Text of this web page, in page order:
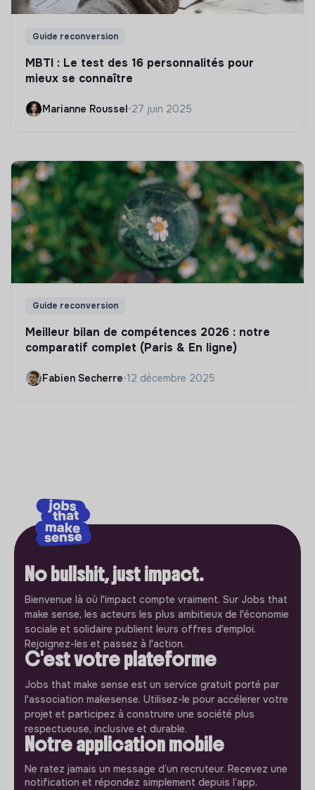
Guide reconversion
MBTI : Le test des 16 personnalités pour
mieux se connaître
Marianne Roussel•27 juin 2025
Guide reconversion
Meilleur bilan de compétences 2026 : notre
comparatif complet (Paris & En ligne)
Fabien Secherre•12 décembre 2025
No bullshit, just impact.
Bienvenue là où l'impact compte vraiment. Sur Jobs that
make sense, les acteurs les plus ambitieux de l'économie
sociale et solidaire publient leurs offres d'emploi.
Rejoignez-les et passez à l'action.
C'est votre plateforme
Jobs that make sense est un service gratuit porté par
l'association makesense. Utilisez-le pour accélerer votre
projet et participez à construire une société plus
respectueuse, inclusive et durable.
Notre application mobile
Ne ratez jamais un message d’un recruteur. Recevez une
notification et répondez simplement depuis l’app.